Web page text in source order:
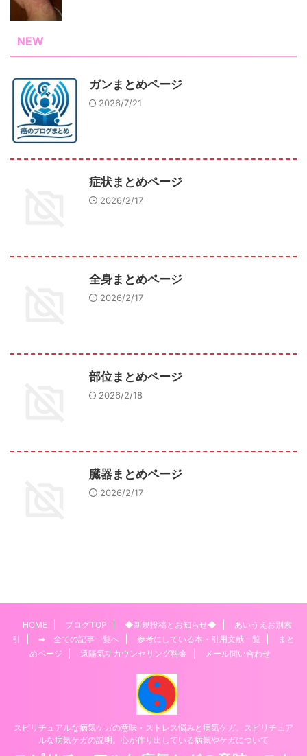
NEW
ガンまとめページ
2026/7/21
症状まとめページ
2026/2/17
全身まとめページ
2026/2/17
部位まとめページ
2026/2/18
臓器まとめページ
2026/2/17
HOME ブログTOP ◆新規投稿とお知らせ◆
あいうえお別索
引
➡ 全ての記事一覧へ 参考にしている本・引用文献一覧
まと
めページ
遠隔気功カウンセリング料金 メール問い合わせ
スピリチュアルな病気ケガの意味・ストレス悩みと病気ケガ。スピリチュア
ルな病気ケガの説明。心が作り出している病気やケガについて